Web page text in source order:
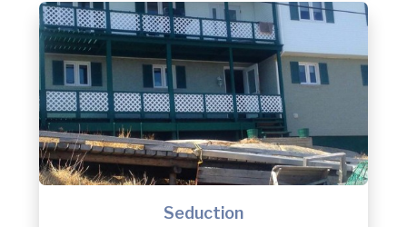
Seduction